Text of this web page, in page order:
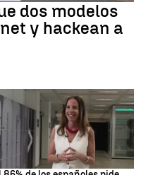
dos modelos
y hackean a
DIGITAL